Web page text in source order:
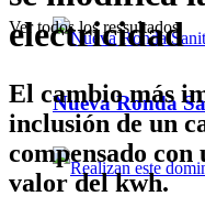
Nueva Ronda
Ver todos los ressultados
electricidad
El cambio más
inclusión de un
compensado
valor del kwh.